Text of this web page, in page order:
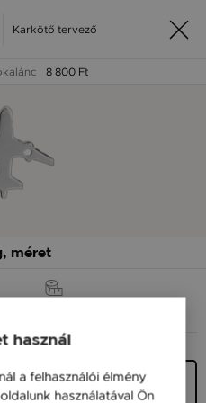
Karkötő tervező
8 800 Ft
méret
használ
a felhasználói élmény
használatával Ön